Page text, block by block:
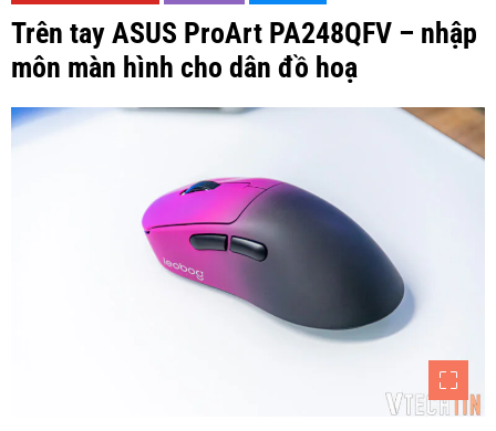
Trên tay ASUS ProArt PA248QFV – nhập
môn màn hình cho dân đồ hoạ